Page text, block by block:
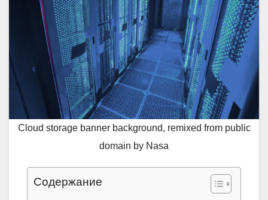
Cloud storage banner background, remixed from public
domain by Nasa
Содержание